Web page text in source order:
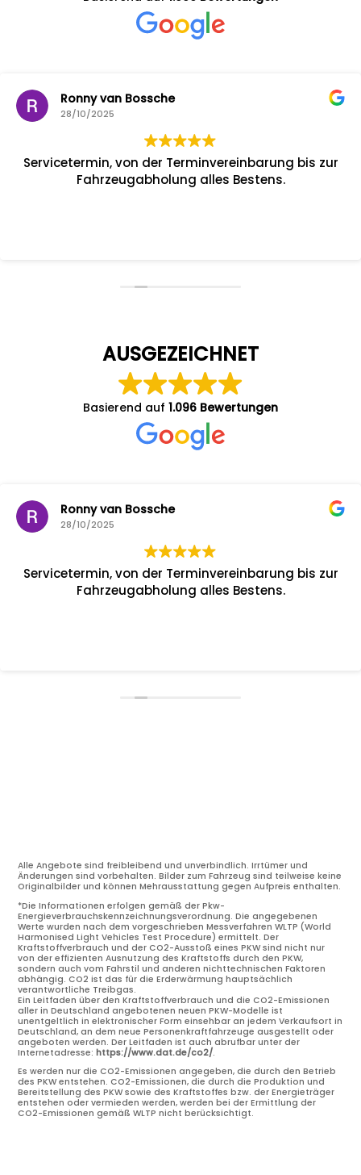
Ronny van Bossche
28/10/2025
Servicetermin, von der Terminvereinbarung bis zur
Fahrzeugabholung alles Bestens.
AUSGEZEICHNET
Basierend auf 1.096 Bewertungen
Ronny van Bossche
28/10/2025
Servicetermin, von der Terminvereinbarung bis zur
Fahrzeugabholung alles Bestens.
Alle Angebote sind freibleibend und unverbindlich. Irrtümer und
Änderungen sind vorbehalten. Bilder zum Fahrzeug sind teilweise keine
Originalbilder und können Mehrausstattung gegen Aufpreis enthalten.
*Die Informationen erfolgen gemäß der Pkw-
Energieverbrauchskennzeichnungsverordnung. Die angegebenen
Werte wurden nach dem vorgeschrieben Messverfahren WLTP (World
Harmonised Light Vehicles Test Procedure) ermittelt. Der
Kraftstoffverbrauch und der CO2-Ausstoß eines PKW sind nicht nur
von der effizienten Ausnutzung des Kraftstoffs durch den PKW,
sondern auch vom Fahrstil und anderen nichttechnischen Faktoren
abhängig. CO2 ist das für die Erderwärmung hauptsächlich
verantwortliche Treibgas.
Ein Leitfaden über den Kraftstoffverbrauch und die CO2-Emissionen
aller in Deutschland angebotenen neuen PKW-Modelle ist
unentgeltlich in elektronischer Form einsehbar an jedem Verkaufsort in
Deutschland, an dem neue Personenkraftfahrzeuge ausgestellt oder
angeboten werden. Der Leitfaden ist auch abrufbar unter der
Internetadresse:https://www.dat.de/co2/.
Es werden nur die CO2-Emissionen angegeben, die durch den Betrieb
des PKW entstehen. CO2-Emissionen, die durch die Produktion und
Bereitstellung des PKW sowie des Kraftstoffes bzw. der Energieträger
entstehen oder vermieden werden, werden bei der Ermittlung der
CO2-Emissionen gemäß WLTP nicht berücksichtigt.